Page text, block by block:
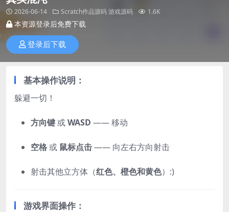
2026-06-14 Scratch作品源码游戏源码 1.6K
本资源登录后免费下载
登录后下载
基本操作说明：
躲避一切！
方向键或WASD —— 移动
空格或 鼠标点击—— 向左右方向射击
射击其他立方体（红色、橙色和黄色）:)
游戏界面操作：